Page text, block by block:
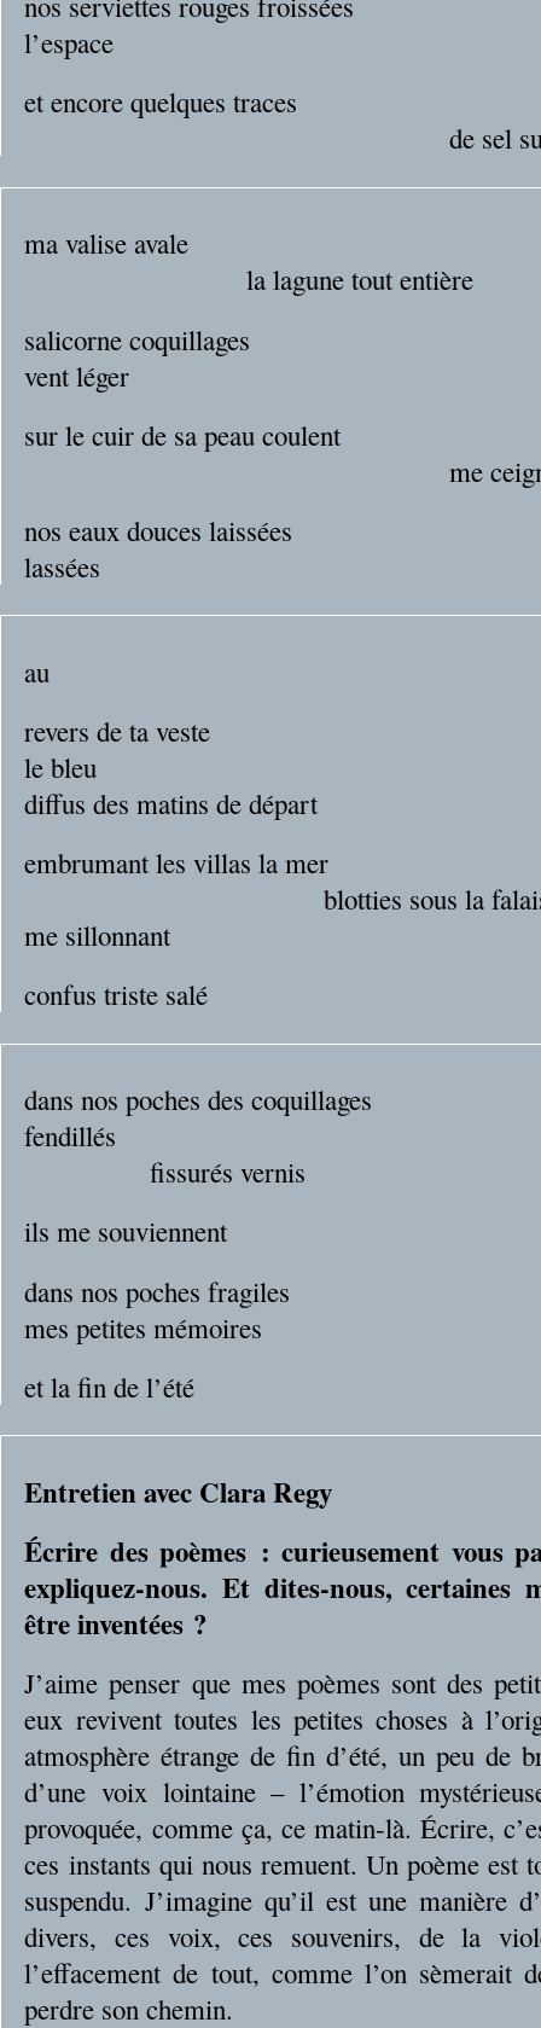
l’espace
et encore quelques traces
de sel sur tes
ma valise avale
la lagune tout entière
salicorne coquillages
vent léger
sur le cuir de sa peau coulent
me
nos eaux douces laissées
lassées
au
revers de ta veste
le bleu
diffus des matins de départ
embrumant les villas la mer
blotties sous la
me sillonnant
confus triste salé
dans nos poches des coquillages
fendillés
fissurés vernis
ils me souviennent
dans nos poches fragiles
mes petites mémoires
et la fin de l’été
Entretien avec Clara Regy
Écrire des poèmes : curieusement vous
expliquez-nous. Et dites-nous, certaines
être inventées ?
J’aime penser que mes poèmes sont des
eux revivent toutes les petites choses à
atmosphère étrange de fin d’été, un peu de
d’une voix lointaine – l’émotion
provoquée, comme ça, ce matin-là. Écrire,
ces instants qui nous remuent. Un poème est
suspendu. J’imagine qu’il est une manière
divers, ces voix, ces souvenirs, de la
l’effacement de tout, comme l’on sèmerait
perdre son chemin.